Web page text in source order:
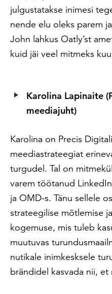
julgustatakse inimesi
nende elu oleks parem
John lahkus Oatly’st
kuid jäi veel mitmeks
Karolina Lapinaite
meediajuht)
Karolina on Precis
meediastrateegiat
turgudel. Tal on
varem töötanud
ja OMD-s. Tänu sellele
strateegilise mõtlemise
kogemuse, mis tuleb
muutuvas
nutikale inimkesksele
brändidel kasvada nii,